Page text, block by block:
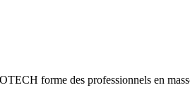
forme des professionnels en